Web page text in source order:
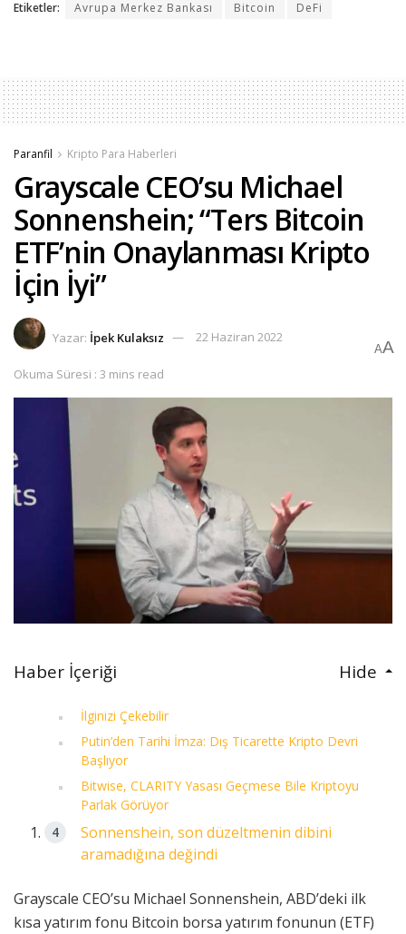
Etiketler: Avrupa Merkez Bankası Bitcoin DeFi
Paranfil Kripto Para Haberleri
Grayscale CEO’su Michael
Sonnenshein; “Ters Bitcoin
ETF’nin Onaylanması Kripto
İçin İyi”
Yazar: İpek Kulaksız 22 Haziran 2022
Okuma Süresi : 3 mins read
AA
Haber İçeriği Hide
İlginizi Çekebilir
Putin’den Tarihi İmza: Dış Ticarette Kripto Devri
Başlıyor
Bitwise, CLARITY Yasası Geçmese Bile Kriptoyu
Parlak Görüyor
Sonnenshein, son düzeltmenin dibini
aramadığına değindi
Grayscale CEO’su Michael Sonnenshein, ABD’deki ilk
kısa yatırım fonu Bitcoin borsa yatırım fonunun (ETF)